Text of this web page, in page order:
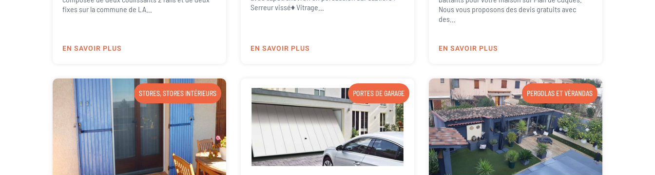
fixes sur la commune de LA...
EN SAVOIR PLUS
Serreur vissé♦ Vitrage...
EN SAVOIR PLUS
Nous vous proposons des devis gratuits avec
des...
EN SAVOIR PLUS
STORES,STORES INTÉRIEURS PORTES DE GARAGE PERGOLAS ET VÉRANDAS